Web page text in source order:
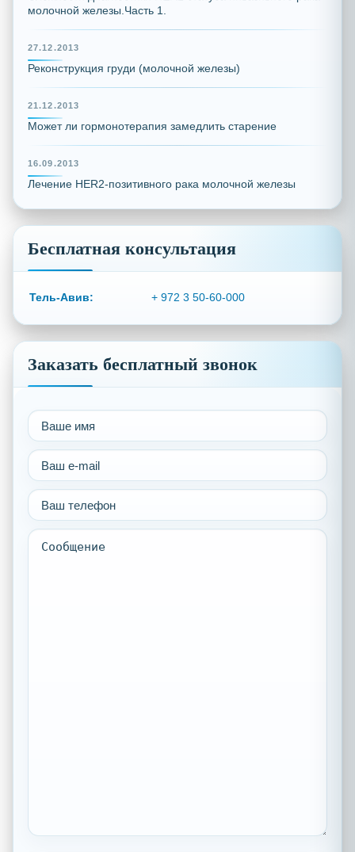
молочной железы.Часть 1.
27.12.2013
Реконструкция груди (молочной железы)
21.12.2013
Может ли гормонотерапия замедлить старение
16.09.2013
Лечение HER2-позитивного рака молочной железы
Бесплатная консультация
Тель-Авив: + 972 3 50-60-000
Заказать бесплатный звонок